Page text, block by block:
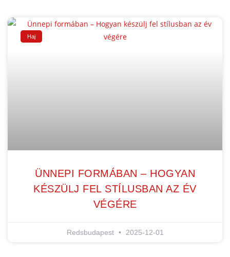
Haj
ÜNNEPI FORMÁBAN – HOGYAN
KÉSZÜLJ FEL STÍLUSBAN AZ ÉV
VÉGÉRE
Redsbudapest 2025-12-01